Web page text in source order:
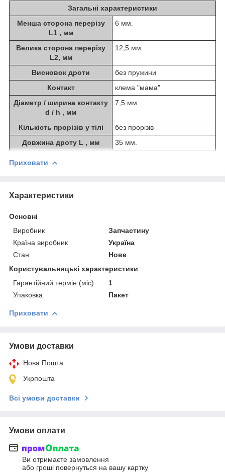
Загальні характеристики
Менша сторона перерізу
L1 , мм
6 мм.
Велика сторона перерізу
L2, мм
12,5 мм.
Висновок дроти
без пружини
Контакт
клема "мама"
Діаметр / ширина контакту
d / h , мм
7,5 мм
Кількість прорізів у тілі
без прорізів
Довжина дроту L , мм
35 мм.
Приховати
Характеристики
Основні
Виробник
Запчастину
Країна виробник
Україна
Стан
Нове
Користувальницькі характеристики
Гарантійний термін (міс)
1
Упаковка
Пакет
Приховати
Умови доставки
Нова Пошта
Укрпошта
Всі умови доставки
Умови оплати
Ви отримаєте замовлення
або гроші повернуться на вашу картку